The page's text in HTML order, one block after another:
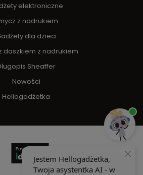
elektroniczne
z nadrukiem
dla dzieci
daszkiem z nadrukiem
Sheaffer
Nowości
Hellogadżetka